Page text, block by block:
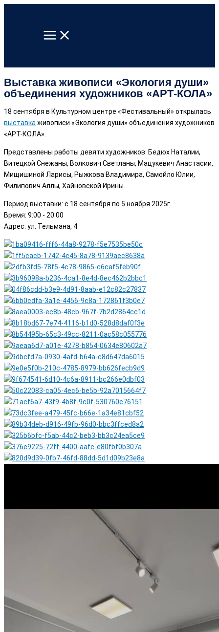
содержимому
Выставка живописи «Экология души»
объединения художников «АРТ-КОЛА»
18 сентября в Культурном центре «Фестивальный» открылась
выставка живописи «Экология души» объединения художников
«АРТ-КОЛА».
Представлены работы девяти художников: Бедюх Наталии,
Витецкой Снежаны, Волкович Светланы, Мацукевич Анастасии,
Мищишиной Ларисы, Рыжкова Владимира, Самойло Юлии,
Филипович Аллы, Хайновской Ирины.
Период выставки: с 18 сентября по 5 ноября 2025г.
Время: 9:00 - 20:00
Адрес: ул. Тельмана, 4